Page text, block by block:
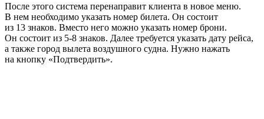
После этого система перенаправит клиента в новое меню.
В нем необходимо указать номер билета. Он состоит
из 13 знаков. Вместо него можно указать номер брони.
Он состоит из 5-8 знаков. Далее требуется указать дату рейса,
а также город вылета воздушного судна. Нужно нажать
на кнопку «Подтвердить».